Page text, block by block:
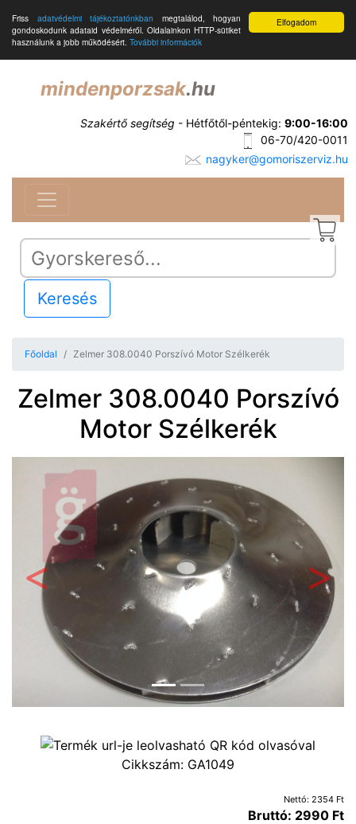
Elfogadom
Friss adatvédelmi tájékoztatónkban megtalálod, hogyan
gondoskodunk adataid védelméről. Oldalainkon HTTP-sütiket
használunk a jobb működésért. További információk
mindenporzsak.hu
Szakértő segítség - Hétfőtől-péntekig: 9:00-16:00
06-70/420-0011
nagyker@gomoriszerviz.hu
Keresés
Főoldal Zelmer 308.0040 Porszívó Motor Szélkerék
Zelmer 308.0040 Porszívó
Motor Szélkerék
Előző
Cikkszám: GA1049
Nettó: 2354 Ft
Bruttó: 2990 Ft